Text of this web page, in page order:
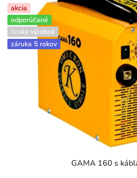
akcia
odporúčané
český výrobok
záruka 5 rokov
GAMA 160 s